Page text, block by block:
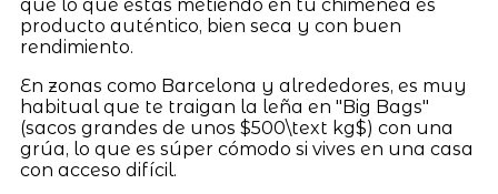
que lo que estás metiendo en tu chimenea es
producto auténtico, bien seca y con buen
rendimiento.
En zonas como Barcelona y alrededores, es muy
habitual que te traigan la leña en "Big Bags"
(sacos grandes de unos $500\text kg$) con una
grúa, lo que es súper cómodo si vives en una casa
con acceso difícil.